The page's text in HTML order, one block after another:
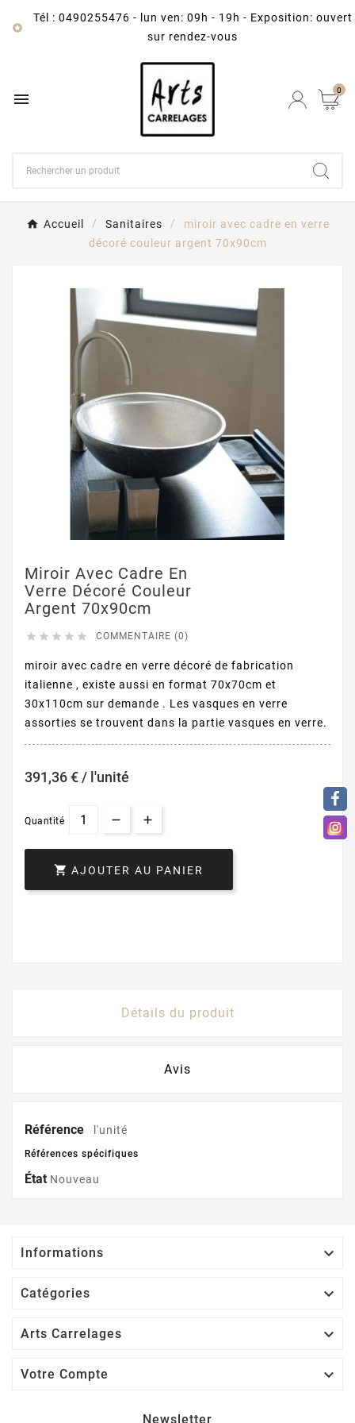

Tél : 0490255476 -
lun ven: 09h - 19h - Exposition: ouvert
sur rendez-vous
 0
Accueil Sanitaires
miroir avec cadre en verre
décoré couleur argent 70x90cm
Miroir Avec Cadre En
Verre Décoré Couleur
Argent 70x90cm
     COMMENTAIRE (0)
miroir avec cadre en verre décoré de fabrication
italienne , existe aussi en format 70x70cm et
30x110cm sur demande . Les vasques en verre
assorties se trouvent dans la partie vasques en verre.
391,36 € / l'unité
Quantité
 AJOUTER AU PANIER
Détails du produit
Avis
Référence l'unité
Références spécifiques
État Nouveau
Informations 
Catégories 
Arts Carrelages 
Votre Compte 
Newsletter